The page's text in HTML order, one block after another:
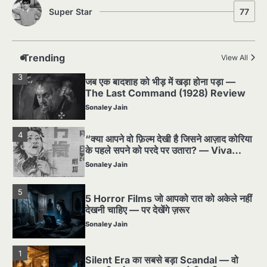
Super Star 77
Trending View All
2
पसीने और खून से लिखी गई मूक सिनेमा की कहानी:
Sonaley Jain
3
जब एक बादशाह को भीड़ में खड़ा होना पड़ा —
The Last Command (1928) Review
Sonaley Jain
4
“क्या आपने वो फ़िल्म देखी है जिसने आज़ाद कोरिया
के पहले सपने को परदे पर उतारा? — Viva
Freedom! (1946) रिव्यू”
Sonaley Jain
5
5 Horror Films जो आपको रात को अकेले नहीं
देखनी चाहिए — पर देखेंगे ज़रूर
Sonaley Jain
1
Silent Era का सबसे बड़ा Scandal — वो